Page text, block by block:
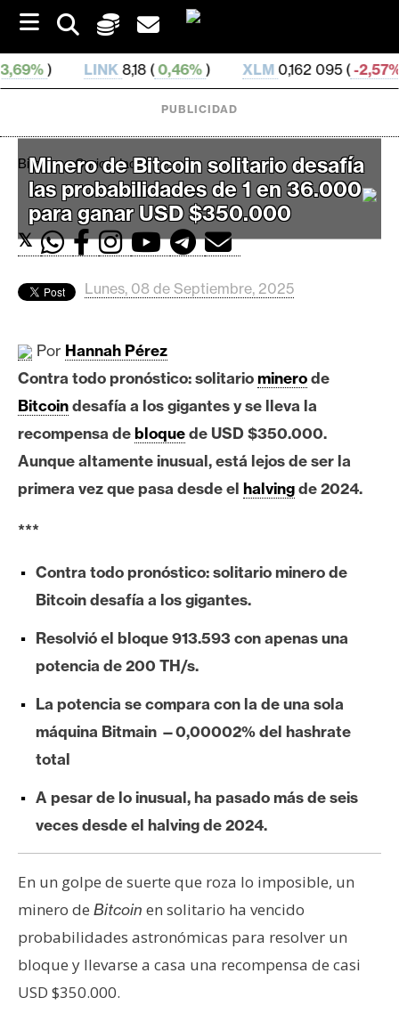
p
t
o
8,18 ( 0,46%) XLM0,162 095 (-2,57%) DAI
C
r
i
t
e
r
c
d
o
s
i
t
o
i
E
t
h
r
e
u
m
I
A
PUBLICIDAD
Bitcoin Curiosidades
Minero de Bitcoin solitario desafía
las probabilidades de 1 en 36.000
para ganar USD $350.000
𝕏
Lunes, 08 de Septiembre, 2025
Por Hannah Pérez
Contra todo pronóstico: solitariominerode
Bitcoindesafía a los gigantes y se lleva la
recompensa debloquede USD $350.000.
Aunque altamente inusual, está lejos de ser la
primera vez que pasa desde el halvingde 2024.
***
Contra todo pronóstico: solitario minero de
Bitcoin desafía a los gigantes.
Resolvió el bloque 913.593 con apenas una
potencia de 200 TH/s.
La potencia se compara con la de una sola
máquina Bitmain —0,00002% del hashrate
total
A pesar de lo inusual, ha pasado más de seis
veces desde el halving de 2024.
En un golpe de suerte que roza lo imposible, un
minero de Bitcoin en solitario ha vencido
probabilidades astronómicas para resolver un
bloque y llevarse a casa una recompensa de casi
USD $350.000.